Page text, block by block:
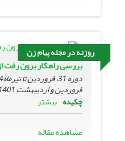
روزنه در مجله پیام زن
بررسی راهکار برون رفت
فروردین و اردیبهشت 1401، صفحه
چکیده بیشتر
مشاهده مقاله